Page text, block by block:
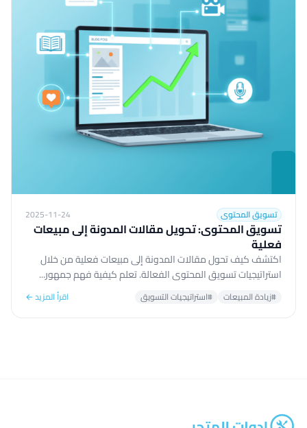
تسويق المحتوى 2025-11-24
تسويق المحتوى: تحويل مقالات المدونة إلى مبيعات
فعلية
اكتشف كيف تحول مقالات المدونة إلى مبيعات فعلية من خلال
استراتيجيات تسويق المحتوى الفعالة. تعلم كيفية فهم جمهور...
#زيادة المبيعات #استراتيجيات التسويق اقرأ المزيد ←